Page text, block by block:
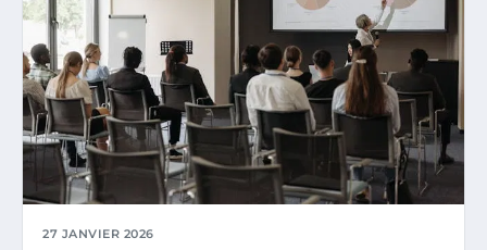
27 JANVIER 2026